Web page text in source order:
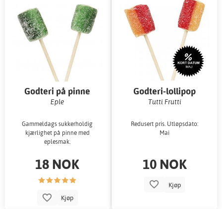
Godteri på pinne
Eple
Gammeldags sukkerholdig
kjærlighet på pinne med
eplesmak.
18 NOK
Kjøp
Godteri-lollipop
Tutti Frutti
Redusert pris. Utløpsdato:
Mai
10 NOK
Kjøp